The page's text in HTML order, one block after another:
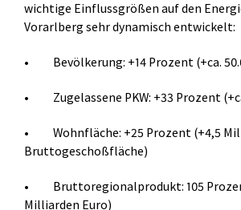
wichtige Einflussgrößen auf den
Vorarlberg sehr dynamisch entwickelt:
• Bevölkerung: +14 Prozent (+ca.
• Zugelassene PKW: +33 Prozent
• Wohnfläche: +25 Prozent (+4,5
Bruttogeschoßfläche)
• Bruttoregionalprodukt: 105
Milliarden Euro)